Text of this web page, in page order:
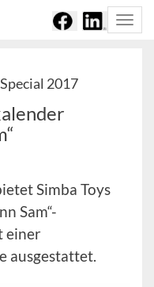
2017
Simba Toys
Sam“-
einer
ausgestattet.